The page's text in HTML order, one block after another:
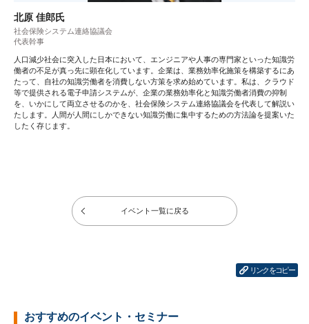
北原 佳郎氏
社会保険システム連絡協議会
代表幹事
人口減少社会に突入した日本において、エンジニアや人事の専門家といった知識労
働者の不足が真っ先に顕在化しています。企業は、業務効率化施策を構築するにあ
たって、自社の知識労働者を消費しない方策を求め始めています。私は、クラウド
等で提供される電子申請システムが、企業の業務効率化と知識労働者消費の抑制
を、いかにして両立させるのかを、社会保険システム連絡協議会を代表して解説い
たします。人間が人間にしかできない知識労働に集中するための方法論を提案いた
したく存じます。
イベント一覧に戻る
リンクをコピー
おすすめのイベント・セミナー